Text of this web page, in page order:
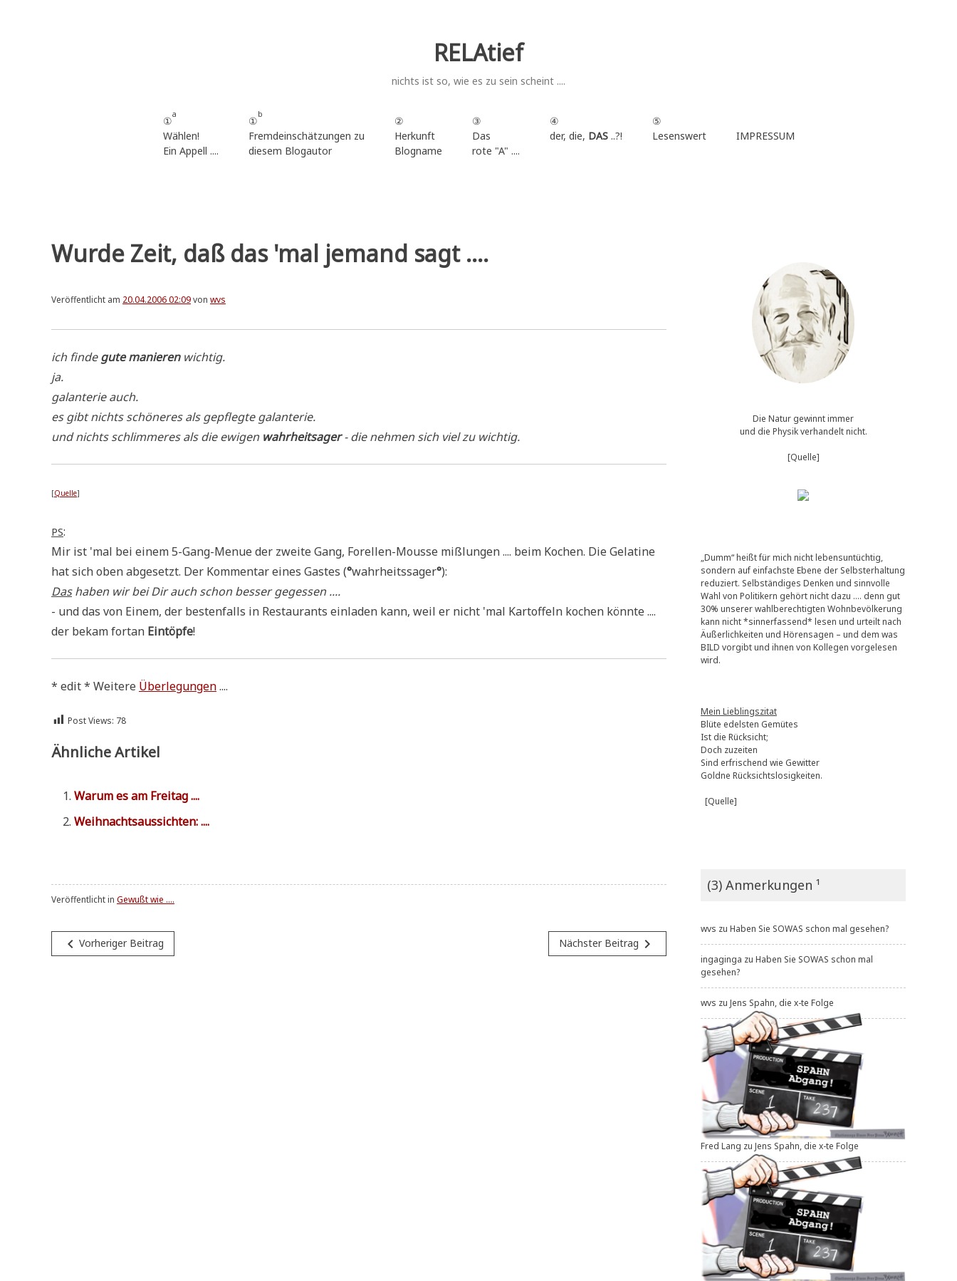
RELAtief
nichts ist so, wie es zu sein scheint ....
①
a
Wählen!
Ein Appell ....
①
b
Fremdeinschätzungen zu
diesem Blogautor
②
Herkunft
Blogname
③
Das
rote "A" ....
④
der, die, DAS..?!
⑤
Lesenswert
IMPRESSUM
Wurde Zeit, daß das 'mal jemand sagt ....
Veröffentlicht am 20.04.2006 02:09von wvs
ich fin­degute manie­renwichtig.
ja.
galan­te­rie auch.
es gibt nichts schö­ne­res als gepfleg­te galanterie.
und nichts schlim­me­res als die ewi­gen wahr­heits­ager- die neh­men sich viel zu wichtig.
[Quel­le]
PS:
Mir ist 'mal bei einem 5-Gang-Menue der zwei­te Gang, Forel­len-Mousse miß­lun­gen .... beim Kochen. Die Gela­ti­ne
hat sich oben abge­setzt. Der Kom­men­tar eines Gastes (°wahr­heits­sa­ger°):
Dashaben wir bei Dir auch schon bes­ser gegessen ....
- und das von Einem, der besten­falls in Restau­rants ein­la­den kann, weil er nicht 'mal Kar­tof­feln kochen könn­te ....
der bekam fort­an Ein­töp­fe!
* edit * Wei­te­re Über­le­gun­gen....
Post Views: 78
Ähnliche Artikel
War­um es am Freitag ....
Weih­nachts­aus­sich­ten: ....
Veröffentlicht in Gewußt wie ....
Beitragsnavigation
navigate_before Vorheriger Beitrag Nächster Beitrag navigate_next
Die Natur gewinnt immer
und die Physik verhandelt nicht.
[Quelle]
„Dumm“ heißt für mich nicht lebensuntüchtig,
sondern auf einfachste Ebene der Selbsterhaltung
reduziert. Selbständiges Denken und sinnvolle
Wahl von Politikern gehört nicht dazu …. denn gut
30% unserer wahlberechtigten Wohnbevölkerung
kann nicht *sinnerfassend* lesen und urteilt nach
Äußerlichkeiten und Hörensagen – und dem was
BILD vorgibt und ihnen von Kollegen vorgelesen
wird.
Mein Lieblingszitat
Blüte edelsten Gemütes
Ist die Rücksicht;
Doch zuzeiten
Sind erfrischend wie Gewitter
Goldne Rücksichtslosigkeiten.
[Quelle]
(3) Anmerkungen ¹
wvs zu Haben Sie SOWAS schon mal gesehen?
ingaginga zu Haben Sie SOWAS schon mal
gesehen?
wvs zu Jens Spahn, die x-te Folge
Fred Lang zu Jens Spahn, die x-te Folge